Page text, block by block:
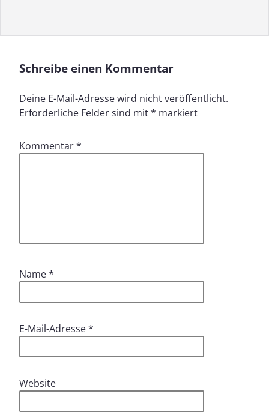
Schreibe einen Kommentar
Deine E-Mail-Adresse wird nicht veröffentlicht.
Erforderliche Felder sind mit* markiert
Kommentar*
Name*
E-Mail-Adresse*
Website